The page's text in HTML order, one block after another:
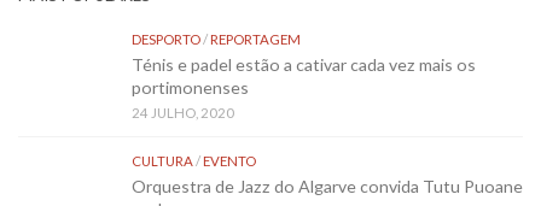
DESPORTO/REPORTAGEM
Ténis e padel estão a cativar cada vez mais os
portimonenses
24 JULHO, 2020
CULTURA/EVENTO
Orquestra de Jazz do Algarve convida Tutu Puoane